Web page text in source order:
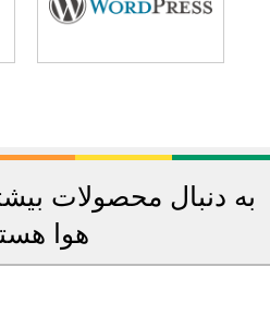
به دنبال محصولات
هوا